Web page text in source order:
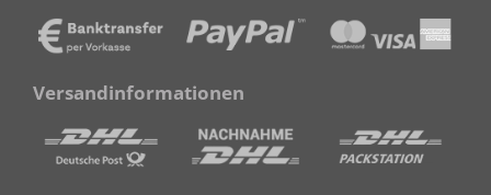
Versandinformationen